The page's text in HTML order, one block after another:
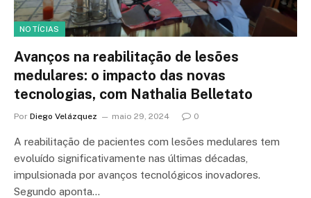
NOTÍCIAS
Avanços na reabilitação de lesões
medulares: o impacto das novas
tecnologias, com Nathalia Belletato
Por Diego Velázquez maio 29, 2024 0
A reabilitação de pacientes com lesões medulares tem
evoluído significativamente nas últimas décadas,
impulsionada por avanços tecnológicos inovadores.
Segundo aponta…